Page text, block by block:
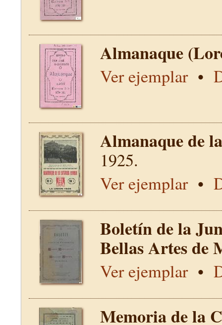
Almanaque
Ver ejemplar•
Almanaque de
1925.
Ver ejemplar•
Boletín de la
Bellas Artes
Ver ejemplar•
Memoria de la